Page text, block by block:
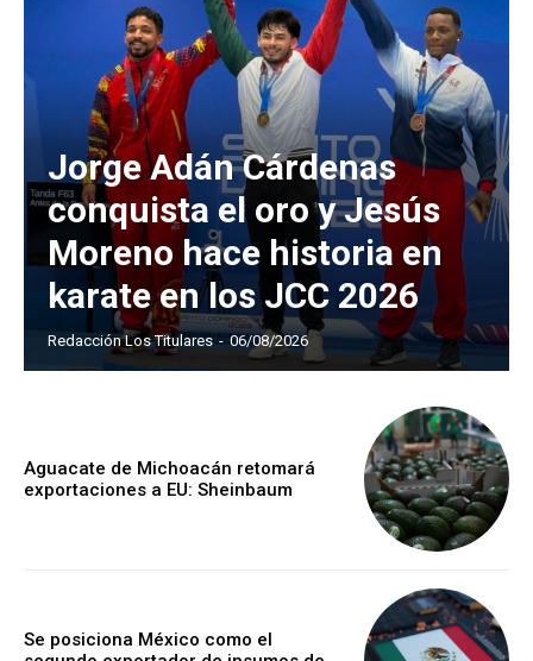
Jorge Adán Cárdenas
conquista el oro y Jesús
Moreno hace historia en
karate en los JCC 2026
Redacción Los Titulares - 06/08/2026
Aguacate de Michoacán retomará
exportaciones a EU: Sheinbaum
Se posiciona México como el